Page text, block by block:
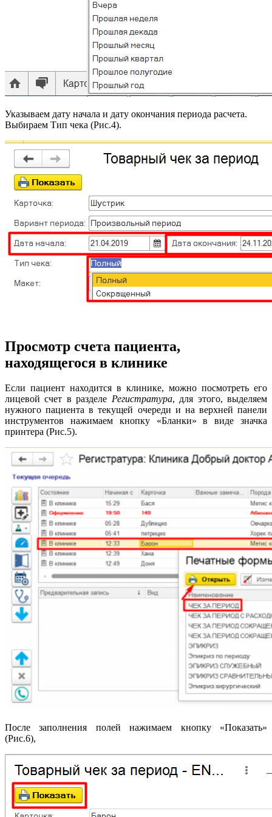
Указываем дату начала и дату окончания периода расчета.
Выбираем Тип чека (Рис.4).
Просмотр счета пациента,
находящегося в клинике
Если пациент находится в клинике, можно посмотреть его
лицевой счет в разделе Регистратура, для этого, выделяем
нужного пациента в текущей очереди и на верхней панели
инструментов нажимаем кнопку «Бланки» в виде значка
принтера (Рис.5).
После заполнения полей нажимаем кнопку «Показать»
(Рис.6),